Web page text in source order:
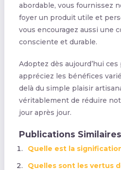
abordable, vous fournissez
foyer un produit utile et
vous encouragez aussi une
consciente et durable.
Adoptez dès aujourd’hui
appréciez les bénéfices
delà du simple plaisir
véritablement de réduire
jour après jour.
Publications
Quelle est la
Quelles sont les vertus